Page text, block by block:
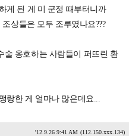
게 된 게 미 군정 때부터니까
상들은 모두 조루였나요???
술 옹호하는 사람들이 퍼뜨린 환
랑한 게 얼마나 많은데요...
'12.9.26 9:41 AM (112.150.xxx.134)